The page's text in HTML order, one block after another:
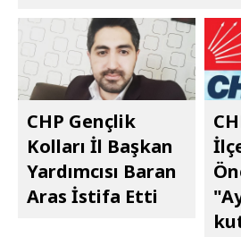
CHP Gençlik
Kolları İl Başkan
Yardımcısı Baran
Aras İstifa Etti